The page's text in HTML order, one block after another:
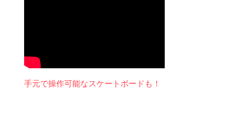
手元で操作可能なスケートボードも！